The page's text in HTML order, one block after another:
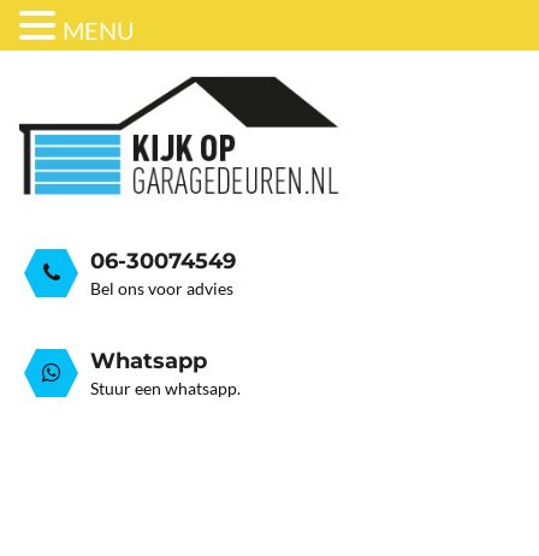
GRATIS ADVIESGESPREK
OVER ONS
GARAGEDEUREN
STALEN GARAGE KANTELDEUREN
06-30074549
Bel ons voor advies
Whatsapp
Stuur een whatsapp.
MENU